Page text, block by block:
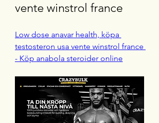
vente winstrol france
Low dose anavar health, köpa
testosteron usa vente winstrol france
- Köp anabola steroider online